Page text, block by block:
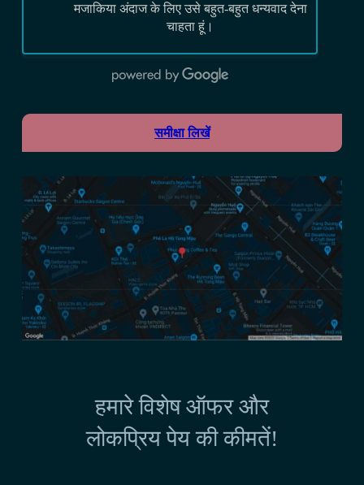
समीक्षा लिखें
मजाकिया अंदाज के लिए उसे बहुत-बहुत धन्यवाद देना
चाहता हूं।
हमारे विशेष ऑफर और
लोकप्रिय पेय की कीमतें!